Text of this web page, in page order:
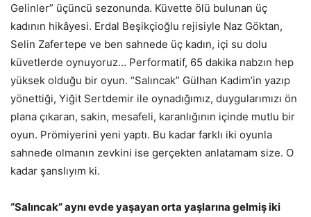
Gelinler” üçüncü sezonunda. Küvette ölü bulunan üç
kadının hikâyesi. Erdal Beşikçioğlu rejisiyle Naz Göktan,
Selin Zafertepe ve ben sahnede üç kadın, içi su dolu
küvetlerde oynuyoruz… Performatif, 65 dakika nabzın hep
yüksek olduğu bir oyun. “Salıncak” Gülhan Kadim’in yazıp
yönettiği, Yiğit Sertdemir ile oynadığımız, duygularımızı ön
plana çıkaran, sakin, mesafeli, karanlığının içinde mutlu bir
oyun. Prömiyerini yeni yaptı. Bu kadar farklı iki oyunla
sahnede olmanın zevkini ise gerçekten anlatamam size. O
kadar şanslıyım ki.
“Salıncak” aynı evde yaşayan orta yaşlarına gelmiş iki